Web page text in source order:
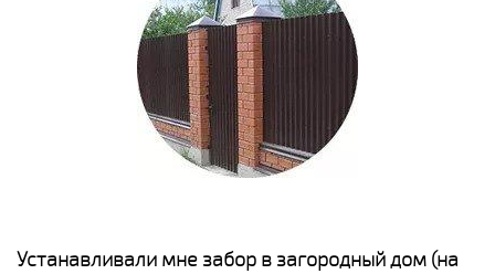
Устанавливали мне забор в загородный дом (на